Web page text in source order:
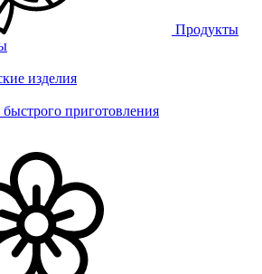
Продукты
изделия
приготовления